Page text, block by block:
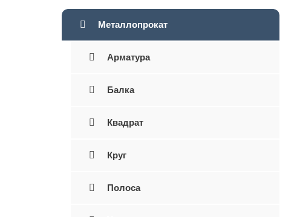
Металлопрокат
Арматура
Балка
Квадрат
Круг
Полоса